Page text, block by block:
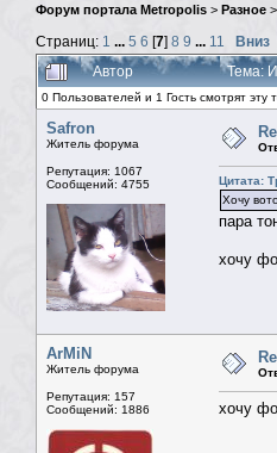
Форум портала Metropolis > Разное >
Страниц: 1 ... 5 6 [7] 8 9 ... 11
Вниз
Автор
Тема:
0 Пользователей и 1 Гость смотрят эту
Safron
Житель форума
Репутация: 1067
Сообщений: 4755
Цитата:
Хочу
пара
хочу
ArMiN
Житель форума
Репутация: 157
Сообщений: 1886
хочу